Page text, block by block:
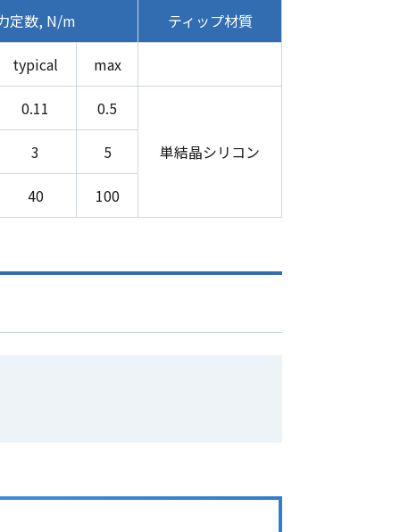
定数, N/m ティップ材質
typical max
0.11 0.5
単結晶シリコン
3 5
40 100